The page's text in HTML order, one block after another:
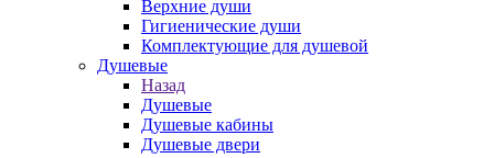
Верхние души
Гигиенические души
Комплектующие для душевой
Душевые
Назад
Душевые
Душевые кабины
Душевые двери